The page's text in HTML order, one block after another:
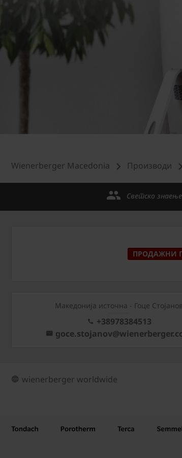
Wienerberger Macedonia Производи
Светско
ПРОДАЖНИ
Македонија источна - Гоце Стојанов
+38978384513
wienerberger worldwide